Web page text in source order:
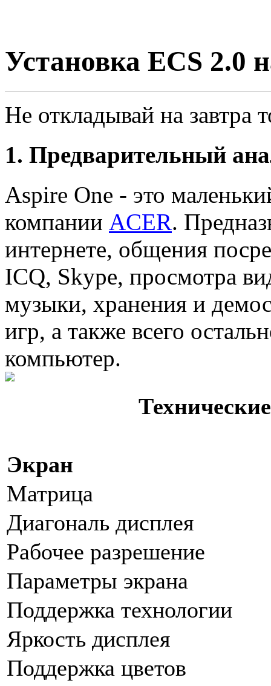
Установка ECS 2.0
Не откладывай на завтра
1. Предварительный
Aspire One - это
компании ACER.
интернете, общения
ICQ, Skype, просмотра
музыки, хранения и
игр, а также всего
компьютер.
Экран
Матрица
Диагональ дисплея
Рабочее разрешение
Параметры экрана
Поддержка технологии
Яркость дисплея
Поддержка цветов